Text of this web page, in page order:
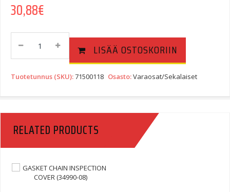
30,88€
SWITCH
Quantity
LISÄÄ OSTOSKORIIN
Tuotetunnus (SKU):71500118 Osasto:Varaosat/Sekalaiset
RELATED PRODUCTS